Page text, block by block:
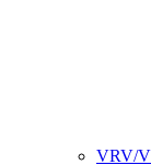
VRV/